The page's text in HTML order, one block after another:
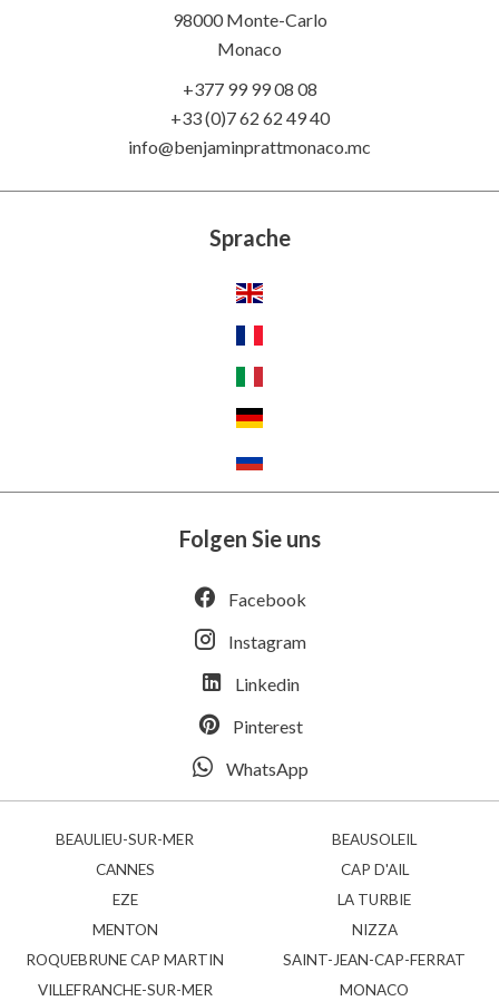
98000 Monte-Carlo
Monaco
+377 99 99 08 08
+33 (0)7 62 62 49 40
info@benjaminprattmonaco.mc
Sprache
Folgen Sie uns
Facebook
Instagram
Linkedin
Pinterest
WhatsApp
BEAULIEU-SUR-MER
BEAUSOLEIL
CANNES
CAP D'AIL
EZE
LA TURBIE
MENTON
NIZZA
ROQUEBRUNE CAP MARTIN
SAINT-JEAN-CAP-FERRAT
VILLEFRANCHE-SUR-MER
MONACO